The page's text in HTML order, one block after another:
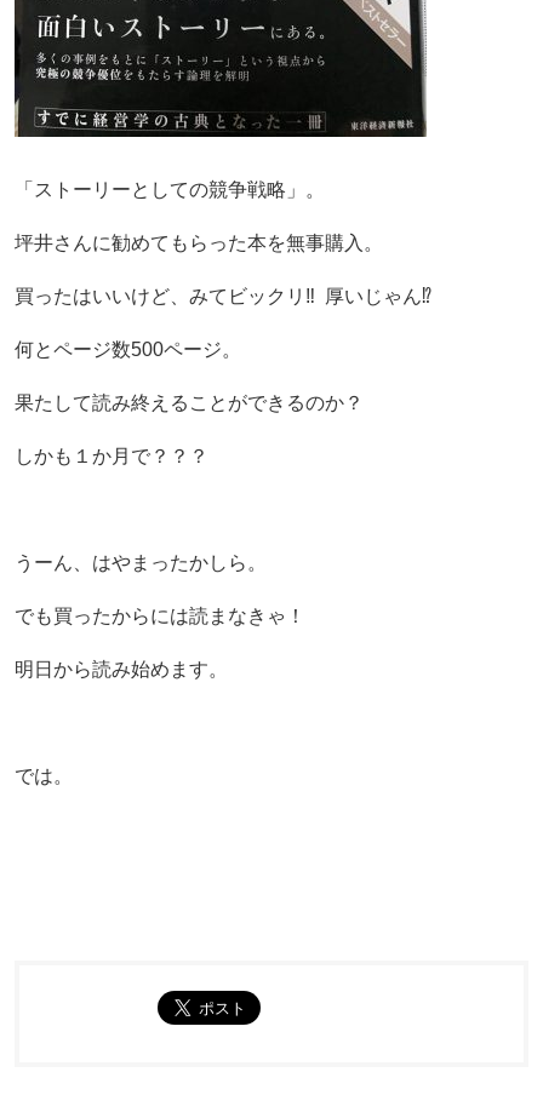
「ストーリーとしての競争戦略」。
坪井さんに勧めてもらった本を無事購入。
買ったはいいけど、みてビックリ‼️ 厚いじゃん⁉️
何とページ数500ページ。
果たして読み終えることができるのか？
しかも１か月で？？？
うーん、はやまったかしら。
でも買ったからには読まなきゃ！
明日から読み始めます。
では。